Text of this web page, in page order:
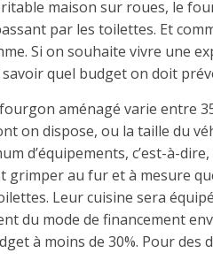
maison sur roues, le
par les toilettes. Et
Si on souhaite vivre une
quel budget on doit
aménagé varie entre
on dispose, ou la taille du
d’équipements, c’est-à-
grimper au fur et à mesure
Leur cuisine sera
du mode de financement
à moins de 30%. Pour des